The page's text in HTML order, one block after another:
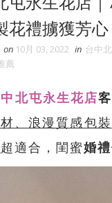
花禮擄獲芳
on 10月 03, 2022 in 台中
薦
北屯永生花店
、浪漫質感包裝
超適合，閨蜜婚